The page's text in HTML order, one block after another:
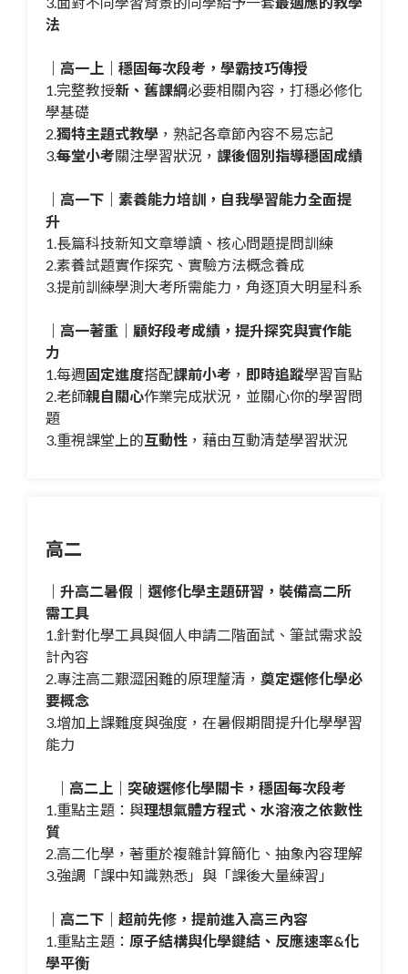
法
｜高一上｜穩固每次段考，學霸技巧傳授
1.完整教授新、舊課綱必要相關內容，打穩必修化
學基礎
2. 獨特主題式教學 ，熟記各章節內容不易忘記
3.每堂小考關注學習狀況， 課後個別指導穩固成績
｜高一下｜素養能力培訓，自我學習能力全面提
升
1.長篇科技新知文章導讀、核心問題提問訓練
2.素養試題實作探究、實驗方法概念養成
3.提前訓練學測大考所需能力，角逐頂大明星科系
｜高一著重｜顧好段考成績，提升探究與實作能
力
1.每週固定進度搭配課前小考 ， 即時追蹤學習盲點
2.老師親自關心作業完成狀況，並關心你的學習問
題
3.重視課堂上的互動性 ，藉由互動清楚學習狀況
高二
｜升高二暑假｜選修化學主題研習，裝備高二所
需工具
1.針對化學工具與個人申請二階面試、筆試需求設
計內容
2.專注高二艱澀困難的原理釐清， 奠定選修化學必
要概念
3.增加上課難度與強度，在暑假期間提升化學學習
能力
｜高二上｜突破選修化學關卡，穩固每次段考
1.重點主題：與理想氣體方程式、水溶液之依數性
質
2.高二化學，著重於複雜計算簡化、抽象內容理解
3.強調「課中知識熟悉」與「課後大量練習」
｜高二下｜超前先修，提前進入高三內容
1.重點主題： 原子結構與化學鍵結、反應速率&化
學平衡